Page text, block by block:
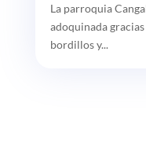
La parroquia
adoquinada
bordillos y...